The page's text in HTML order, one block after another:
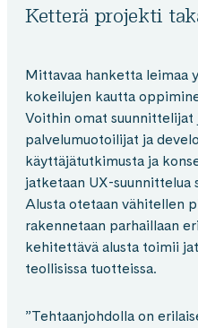
Ketterä projekti
Mittavaa hanketta leimaa
kokeilujen kautta
Voithin omat suunnittelijat
palvelumuotoilijat ja
käyttäjätutkimusta ja
jatketaan UX-
Alusta otetaan vähitellen
rakennetaan parhaillaan
kehitettävä alusta toimii
teollisissa tuotteissa.
”Tehtaanjohdolla on